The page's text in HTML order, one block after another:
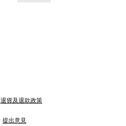
退貨及退款政策
提出意見